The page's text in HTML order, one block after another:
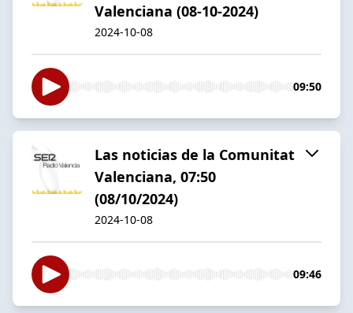
Valenciana (08-10-2024)
2024-10-08
09:50
Las noticias de la Comunitat
Valenciana, 07:50
(08/10/2024)
2024-10-08
09:46